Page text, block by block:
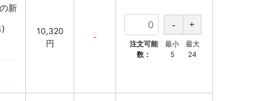
新
10,320
円
-
注文可能
数：
最小
5
最大
24